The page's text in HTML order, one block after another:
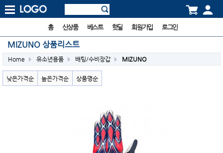
홈 신상품 베스트 핫딜 회원가입 로그인
MIZUNO 상품리스트
Home 유소년용품 배팅/수비장갑 MIZUNO
낮은가격순 높은가격순 상품명순